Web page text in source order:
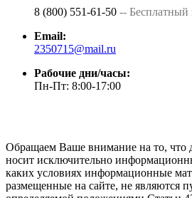
8 (800) 551-61-50 -- Бесплатный
Email:
2350715@mail.ru
Рабочие дни/часы:
Пн-Пт: 8:00-17:00
Обращаем Ваше внимание на то, что
носит исключительно
каких условиях информационные
размещенные на сайте, не являются